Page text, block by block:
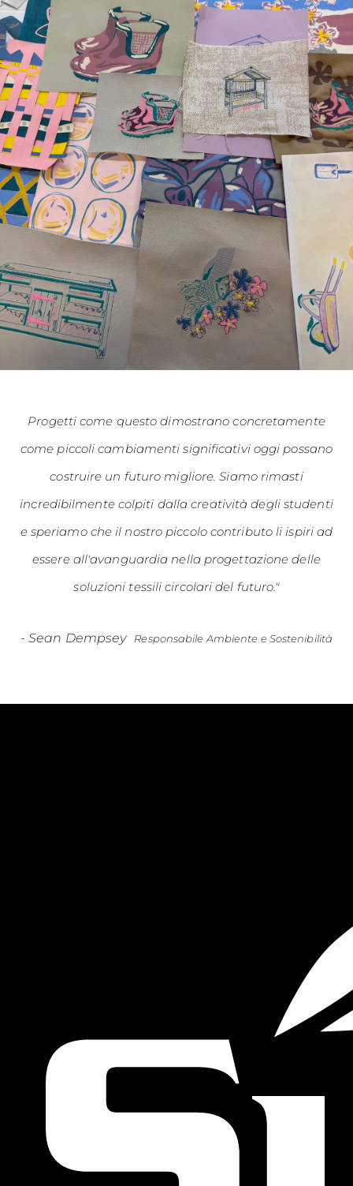
Progetti come questo dimostrano concretamente
come piccoli cambiamenti significativi oggi possano
costruire un futuro migliore. Siamo rimasti
incredibilmente colpiti dalla creatività degli studenti
e speriamo che il nostro piccolo contributo li ispiri ad
essere all'avanguardia nella progettazione delle
soluzioni tessili circolari del futuro."
-Sean Dempsey Responsabile Ambiente e Sostenibilità